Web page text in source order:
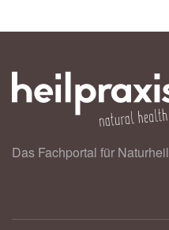
Das Fachportal für